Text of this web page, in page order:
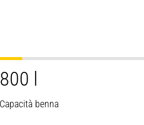
800 l
Capacità benna